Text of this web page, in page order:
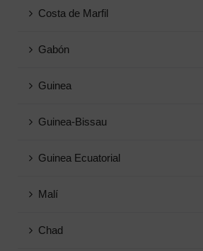
Costa de Marfil
Gabón
Guinea
Guinea-Bissau
Guinea Ecuatorial
Malí
Chad